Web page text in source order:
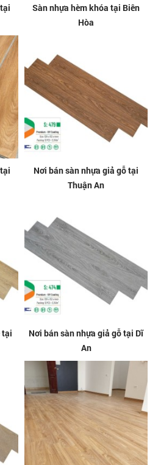
Sàn nhựa hèm khóa tại Biên
Hòa
Nơi bán sàn nhựa giả gỗ tại
Thuận An
tại
Nơi bán sàn nhựa giả gỗ tại Dĩ
An